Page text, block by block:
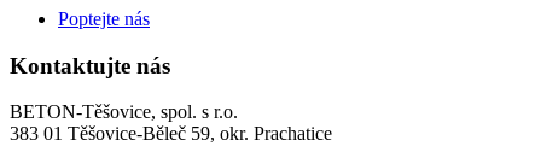
Poptejte nás
Kontaktujte nás
BETON-Těšovice, spol. s r.o.
383 01 Těšovice-Běleč 59, okr. Prachatice